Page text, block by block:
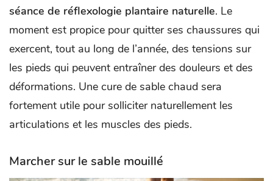
séance de réflexologie plantaire naturelle. Le
moment est propice pour quitter ses chaussures qui
exercent, tout au long de l’année, des tensions sur
les pieds qui peuvent entraîner des douleurs et des
déformations. Une cure de sable chaud sera
fortement utile pour solliciter naturellement les
articulations et les muscles des pieds.
Marcher sur le sable mouillé